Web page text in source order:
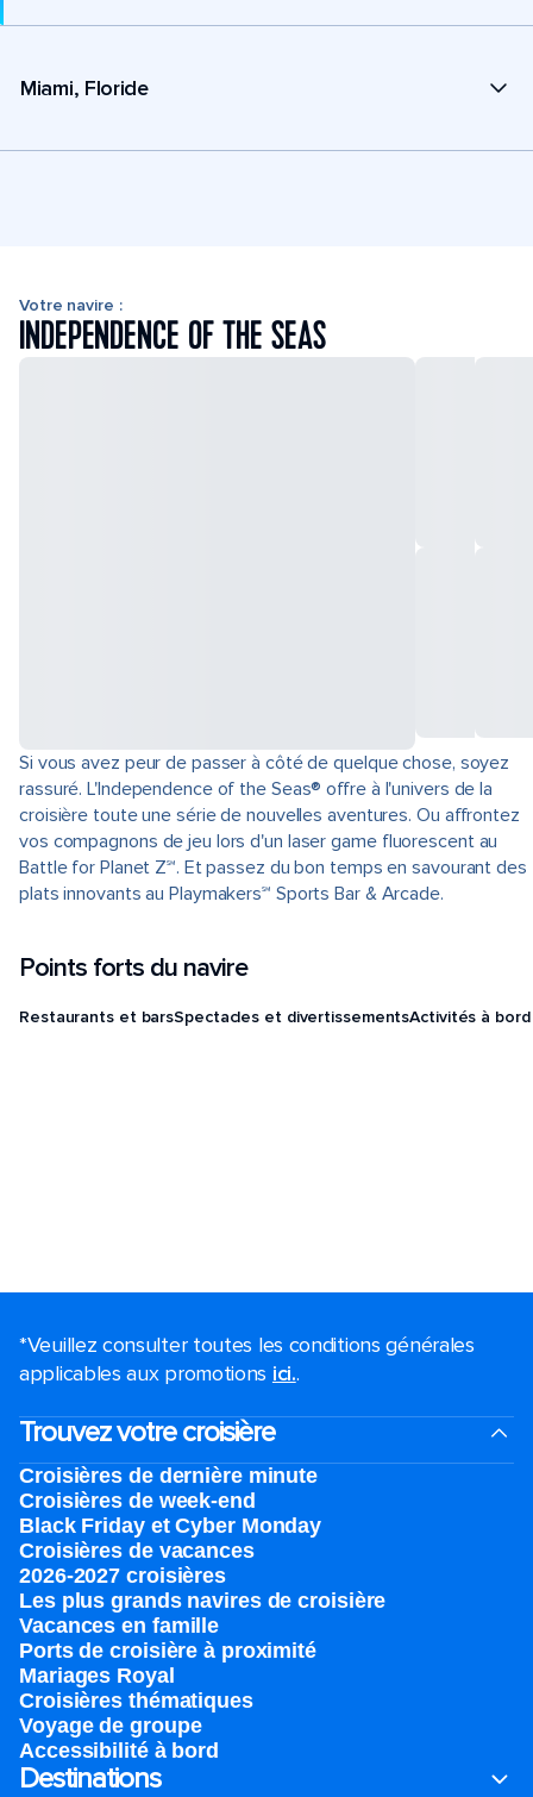
Miami, Floride
Votre navire :
INDEPENDENCE OF THE SEAS
Si vous avez peur de passer à côté de quelque chose, soyez
rassuré. L'Independence of the Seas® offre à l'univers de la
croisière toute une série de nouvelles aventures. Ou affrontez
vos compagnons de jeu lors d'un laser game fluorescent au
Battle for Planet Z℠. Et passez du bon temps en savourant des
plats innovants au Playmakers℠ Sports Bar & Arcade.
Points forts du navire
Restaurants et barsSpectacles et divertissementsActivités à bord
*Veuillez consulter toutes les conditions générales
applicables aux promotions ici..
Trouvez votre croisière
Croisières de dernière minute
Croisières de week-end
Black Friday et Cyber Monday
Croisières de vacances
2026-2027 croisières
Les plus grands navires de croisière
Vacances en famille
Ports de croisière à proximité
Mariages Royal
Croisières thématiques
Voyage de groupe​
Accessibilité à bord​
Destinations